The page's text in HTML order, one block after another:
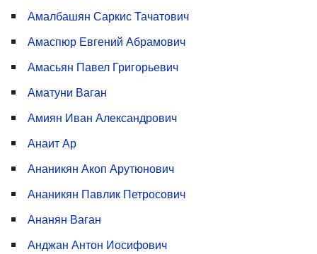
Амалбашян Саркис Тачатович
Амаспюр Евгений Абрамович
Амасьян Павел Григорьевич
Аматуни Ваган
Амиян Иван Александрович
Анаит Ар
Ананикян Акоп Арутюнович
Ананикян Павлик Петросович
Ананян Ваган
Анджан Антон Иосифович